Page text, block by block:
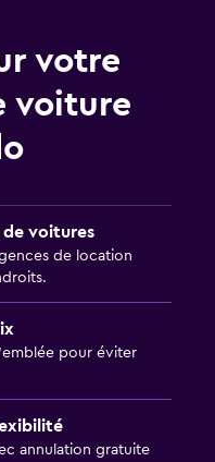
votre
voiture
de voitures
de location
pour éviter
annulation gratuite